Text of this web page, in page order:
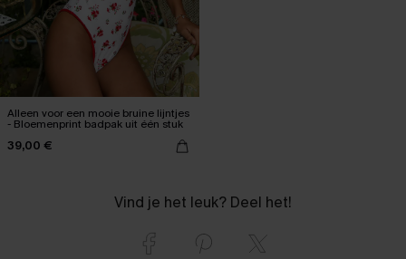
Alleen voor een mooie bruine lijntjes
- Bloemenprint badpak uit één stuk
39,00 €
Vind je het leuk? Deel het!